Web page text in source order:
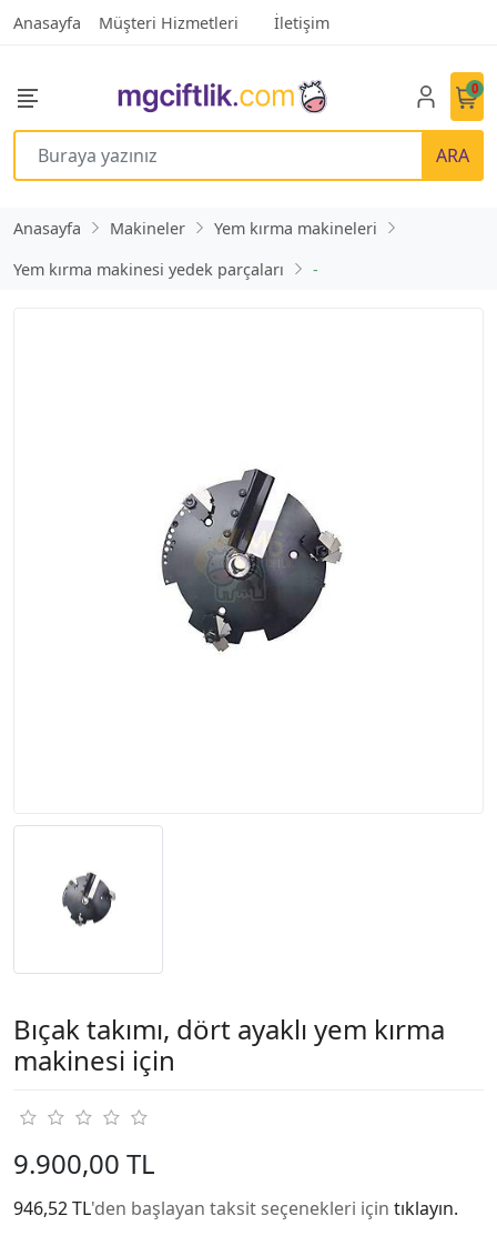
Anasayfa Müşteri Hizmetleri İletişim
ARA
0
Anasayfa Makineler
Yem kırma makineleri
Yem kırma makinesi yedek parçaları
-
Bıçak takımı, dört ayaklı yem kırma
makinesi için
9.900,00 TL
946,52 TL'den başlayan taksit seçenekleri için tıklayın.